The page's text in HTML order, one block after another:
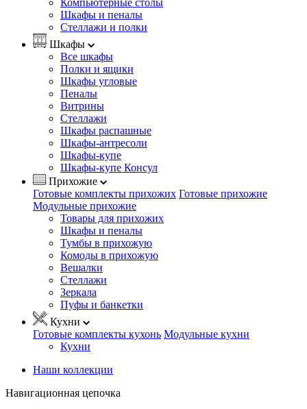
Компьютерные столы
Шкафы и пеналы
Стеллажи и полки
Шкафы
Все шкафы
Полки и ящики
Шкафы угловые
Пеналы
Витрины
Стеллажи
Шкафы распашные
Шкафы-антресоли
Шкафы-купе
Шкафы-купе Консул
Прихожие
Готовые комплекты прихожих Готовые прихожие
Модульные прихожие
Товары для прихожих
Шкафы и пеналы
Тумбы в прихожую
Комоды в прихожую
Вешалки
Стеллажи
Зеркала
Пуфы и банкетки
Кухни
Готовые комплекты кухонь Модульные кухни
Кухни
Наши коллекции
Навигационная цепочка